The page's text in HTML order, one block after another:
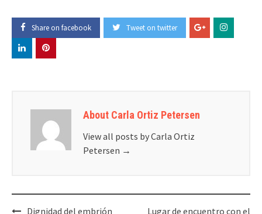
Share on facebook Tweet on twitter
About Carla Ortiz Petersen
View all posts by Carla Ortiz
Petersen →
Dignidad del embrión
Lugar de encuentro con el